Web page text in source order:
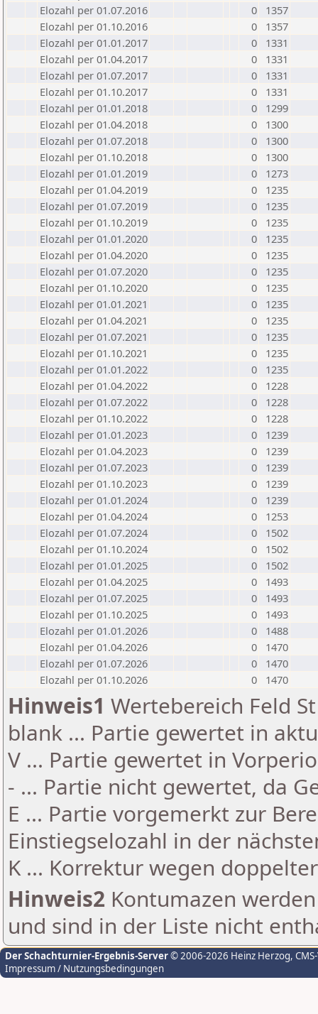
Elozahl per 01.07.2016
0
1357
Elozahl per 01.10.2016
0
1357
Elozahl per 01.01.2017
0
1331
Elozahl per 01.04.2017
0
1331
Elozahl per 01.07.2017
0
1331
Elozahl per 01.10.2017
0
1331
Elozahl per 01.01.2018
0
1299
Elozahl per 01.04.2018
0
1300
Elozahl per 01.07.2018
0
1300
Elozahl per 01.10.2018
0
1300
Elozahl per 01.01.2019
0
1273
Elozahl per 01.04.2019
0
1235
Elozahl per 01.07.2019
0
1235
Elozahl per 01.10.2019
0
1235
Elozahl per 01.01.2020
0
1235
Elozahl per 01.04.2020
0
1235
Elozahl per 01.07.2020
0
1235
Elozahl per 01.10.2020
0
1235
Elozahl per 01.01.2021
0
1235
Elozahl per 01.04.2021
0
1235
Elozahl per 01.07.2021
0
1235
Elozahl per 01.10.2021
0
1235
Elozahl per 01.01.2022
0
1235
Elozahl per 01.04.2022
0
1228
Elozahl per 01.07.2022
0
1228
Elozahl per 01.10.2022
0
1228
Elozahl per 01.01.2023
0
1239
Elozahl per 01.04.2023
0
1239
Elozahl per 01.07.2023
0
1239
Elozahl per 01.10.2023
0
1239
Elozahl per 01.01.2024
0
1239
Elozahl per 01.04.2024
0
1253
Elozahl per 01.07.2024
0
1502
Elozahl per 01.10.2024
0
1502
Elozahl per 01.01.2025
0
1502
Elozahl per 01.04.2025
0
1493
Elozahl per 01.07.2025
0
1493
Elozahl per 01.10.2025
0
1493
Elozahl per 01.01.2026
0
1488
Elozahl per 01.04.2026
0
1470
Elozahl per 01.07.2026
0
1470
Elozahl per 01.10.2026
0 1470
Hinweis1 Wertebereich Feld
blank ... Partie gewertet in
V ... Partie gewertet in
- ... Partie nicht gewertet, da
E ... Partie vorgemerkt zur
Einstiegselozahl in der
K ... Korrektur wegen
Hinweis2 Kontumazen
und sind in der Liste nicht
Der Schachturnier-Ergebnis-Server© 2006-2026 Heinz Herzog,
Impressum / Nutzungsbedingungen